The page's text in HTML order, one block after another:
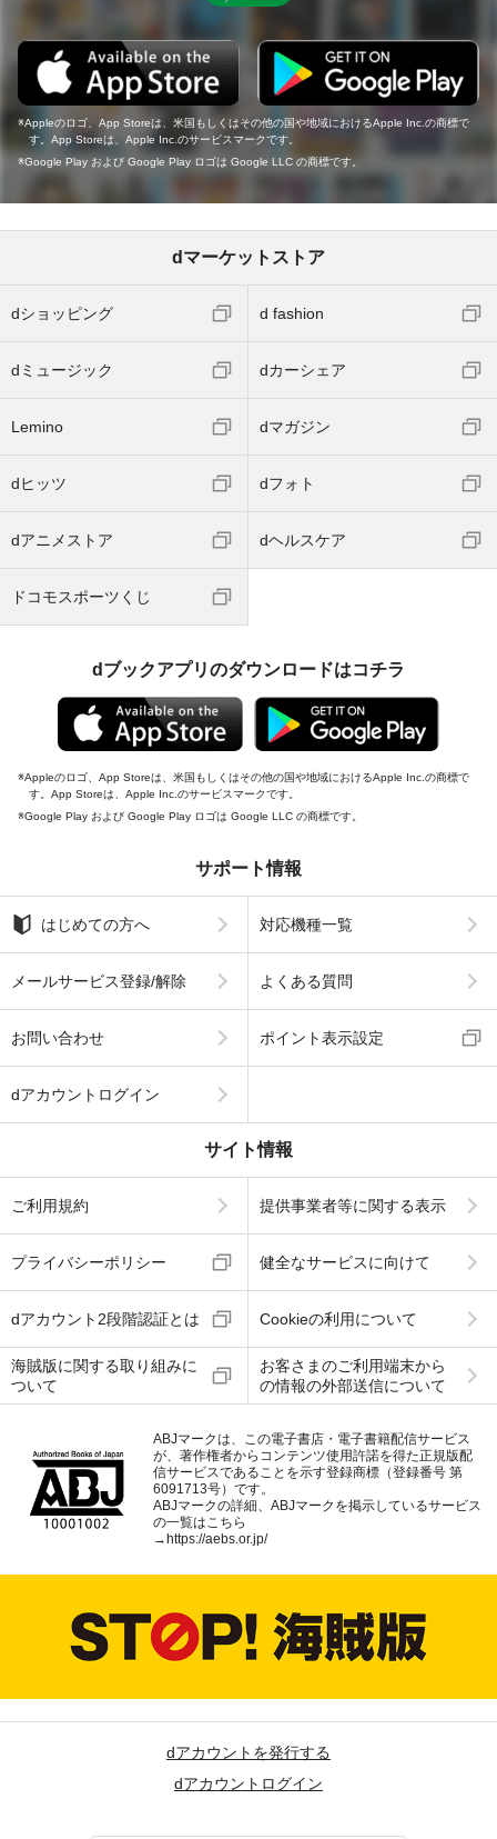
Appleのロゴ、App Storeは、米国もしくはその他の国や地域におけるApple Inc.の商標で
す。App Storeは、Apple Inc.のサービスマークです。
Google Play および Google Play ロゴは Google LLC の商標です。
dマーケットストア
dショッピング d fashion
dミュージック dカーシェア
Lemino dマガジン
dヒッツ dフォト
dアニメストア dヘルスケア
ドコモスポーツくじ
dブックアプリのダウンロードはコチラ
Appleのロゴ、App Storeは、米国もしくはその他の国や地域におけるApple Inc.の商標で
す。App Storeは、Apple Inc.のサービスマークです。
Google Play および Google Play ロゴは Google LLC の商標です。
サポート情報
はじめての方へ 対応機種一覧
メールサービス登録/解除 よくある質問
お問い合わせ ポイント表示設定
dアカウントログイン
サイト情報
ご利用規約 提供事業者等に関する表示
プライバシーポリシー 健全なサービスに向けて
dアカウント2段階認証とは Cookieの利用について
海賊版に関する取り組みに
ついて
お客さまのご利用端末から
の情報の外部送信について
ABJマークは、この電子書店・電子書籍配信サービス
が、著作権者からコンテンツ使用許諾を得た正規版配
信サービスであることを示す登録商標（登録番号 第
6091713号）です。
ABJマークの詳細、ABJマークを掲示しているサービス
の一覧はこちら
→ https://aebs.or.jp/
dアカウントを発行する
dアカウントログイン